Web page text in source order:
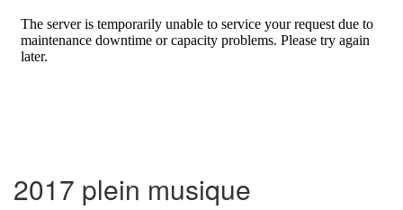
2017 plein musique